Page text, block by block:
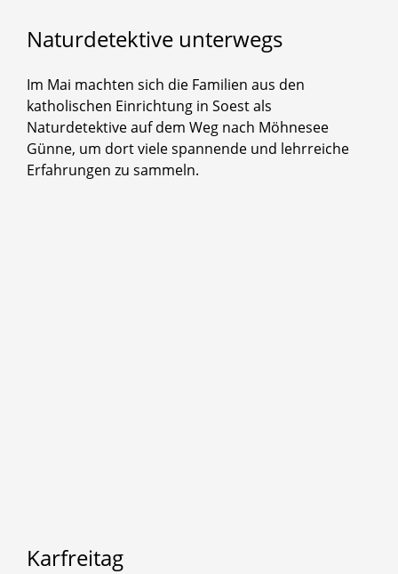
Naturdetektive unterwegs
Im Mai machten sich die Familien aus den
katholischen Einrichtung in Soest als
Naturdetektive auf dem Weg nach Möhnesee
Günne, um dort viele spannende und lehrreiche
Erfahrungen zu sammeln.
Karfreitag